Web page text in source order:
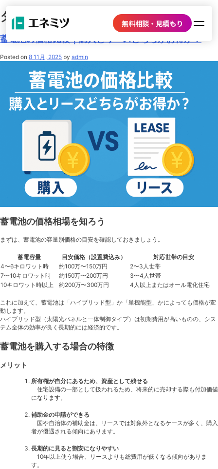
無料相談・見積もり
タグ:初期費用
蓄電池の価格比較｜購入とリースどちらがお得か？
Posted on 8 11月, 2025 by admin
蓄電池の価格相場を知ろう
まずは、蓄電池の容量別価格の目安を確認しておきましょう。
蓄電容量 目安価格（設置費込み）
対応世帯の目安
4〜6キロワット時
約100万〜150万円
2〜3人世帯
7〜10キロワット時
約150万〜200万円
3〜4人世帯
10キロワット時以上
約200万〜300万円 4人以上またはオール電化住宅
これに加えて、蓄電池は「ハイブリッド型」か「単機能型」かによっても価格が変
動します。
ハイブリッド型（太陽光パネルと一体制御タイプ）は初期費用が高いものの、シス
テム全体の効率が良く長期的には経済的です。
蓄電池を購入する場合の特徴
メリット
所有権が自分にあるため、資産として残せる
住宅設備の一部として扱われるため、将来的に売却する際も付加価値
になります。
補助金の申請ができる
国や自治体の補助金は、リースでは対象外となるケースが多く、購入
者が優遇される傾向にあります。
長期的に見ると割安になりやすい
10年以上使う場合、リースよりも総費用が低くなる傾向がありま
す。